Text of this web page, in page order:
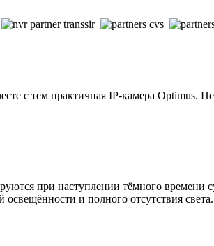
с тем практичная IP-камера Optimus.
при наступлении тёмного
и полного отсутствия света.